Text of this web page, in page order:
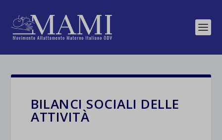
BILANCI SOCIALI DELLE
ATTIVITÀ